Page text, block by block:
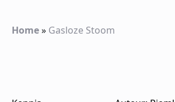
Home» Gasloze Stoom